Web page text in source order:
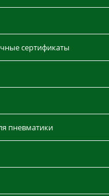
сертификаты
пневматики